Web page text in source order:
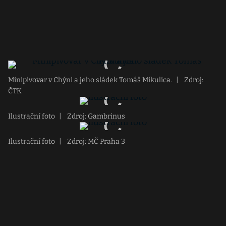
Minipivovar v Chýni a jeho sládek Tomáš Mikulica.
Zdroj:
ČTK
Ilustrační foto Zdroj: Gambrinus
Ilustrační foto Zdroj: MČ Praha 3